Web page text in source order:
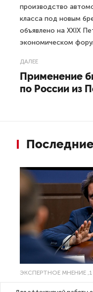
производство
класса под новым
объявлено на XXIX
экономическом
ДАЛЕЕ
Применение
по России из
ЭКСПЕРТНОЕ МНЕНИЕ